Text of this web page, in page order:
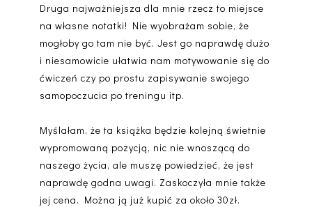
Druga najważniejsza dla mnie rzecz to miejsce
na własne notatki! Nie wyobrażam sobie, że
mogłoby go tam nie być. Jest go naprawdę dużo
i niesamowicie ułatwia nam motywowanie się do
ćwiczeń czy po prostu zapisywanie swojego
samopoczucia po treningu itp.
Myślałam, że ta książka będzie kolejną świetnie
wypromowaną pozycją, nic nie wnoszącą do
naszego życia, ale muszę powiedzieć, że jest
naprawdę godna uwagi. Zaskoczyła mnie także
jej cena. Można ją już kupić za około 30zł.